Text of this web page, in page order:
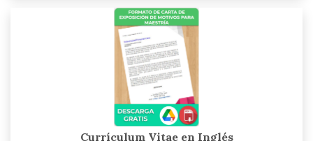
Currículum Vitae en Inglés